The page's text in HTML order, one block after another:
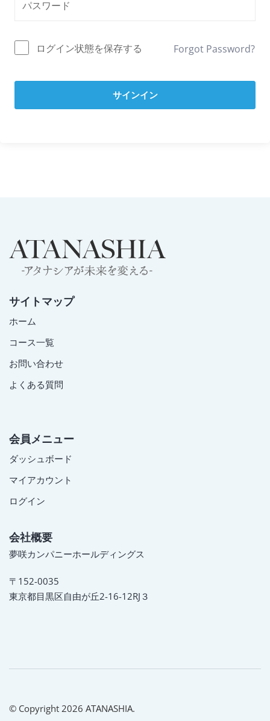
ログイン状態を保存する Forgot Password?
サインイン
サイトマップ
ホーム
コース一覧
お問い合わせ
よくある質問
会員メニュー
ダッシュボード
マイアカウント
ログイン
会社概要
夢咲カンパニーホールディングス
〒152-0035
東京都目黒区自由が丘2-16-12RJ３
© Copyright 2026 ATANASHIA.